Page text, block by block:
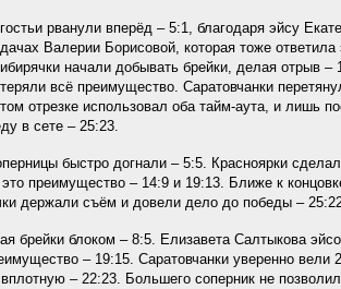
рванули вперёд – 5:1, благодаря эйсу
Валерии Борисовой, которая тоже
начали добывать брейки, делая отрыв
всё преимущество. Саратовчанки
отрезке использовал оба тайм-аута, и лишь
в сете – 25:23.
быстро догнали – 5:5. Красноярки
преимущество – 14:9 и 19:13. Ближе к
держали съём и довели дело до победы –
брейки блоком – 8:5. Елизавета Салтыкова
– 19:15. Саратовчанки уверенно вели
– 22:23. Большего соперник не